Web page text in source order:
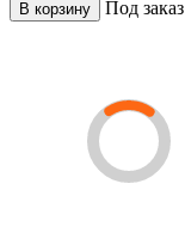
В корзину Под заказ